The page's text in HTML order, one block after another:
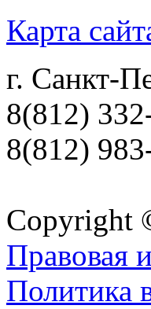
Карта
г. Санкт-
8(812)
8(812)
Copyright
Правовая
Политика